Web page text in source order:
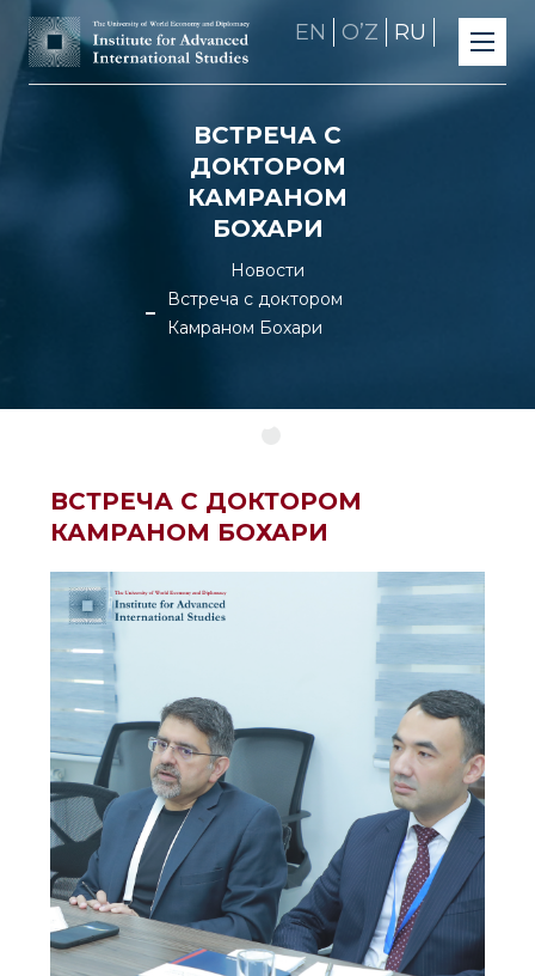
EN OʼZ RU
ВСТРЕЧА С
ДОКТОРОМ
КАМРАНОМ
БОХАРИ
Новости
Встреча с доктором
Камраном Бохари
ВСТРЕЧА С ДОКТОРОМ
КАМРАНОМ БОХАРИ